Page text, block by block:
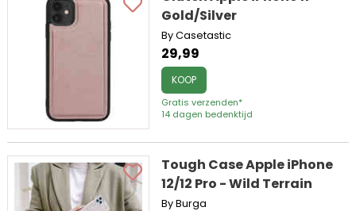
Gold/Silver
By Casetastic
29,99
KOOP
Gratis verzenden*
14 dagen bedenktijd
Tough Case Apple iPhone
12/12 Pro - Wild Terrain
By Burga